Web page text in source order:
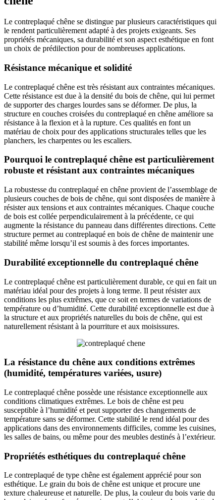
Le contreplaqué chêne se distingue par plusieurs caractéristiques qui
le rendent particulièrement adapté à des projets exigeants. Ses
propriétés mécaniques, sa durabilité et son aspect esthétique en font
un choix de prédilection pour de nombreuses applications.
Résistance mécanique et solidité
Le contreplaqué chêne est très résistant aux contraintes mécaniques.
Cette résistance est due à la densité du bois de chêne, qui lui permet
de supporter des charges lourdes sans se déformer. De plus, la
structure en couches croisées du contreplaqué en chêne améliore sa
résistance à la flexion et à la rupture. Ces qualités en font un
matériau de choix pour des applications structurales telles que les
planchers, les charpentes ou les escaliers.
Pourquoi le contreplaqué chêne est particulièrement
robuste et résistant aux contraintes mécaniques
La robustesse du contreplaqué en chêne provient de l’assemblage de
plusieurs couches de bois de chêne, qui sont disposées de manière à
résister aux tensions et aux contraintes mécaniques. Chaque couche
de bois est collée perpendiculairement à la précédente, ce qui
augmente la résistance du panneau dans différentes directions. Cette
structure permet au contreplaqué en bois de chêne de maintenir une
stabilité même lorsqu’il est soumis à des forces importantes.
Durabilité exceptionnelle du contreplaqué chêne
Le contreplaqué chêne est particulièrement durable, ce qui en fait un
matériau idéal pour des projets à long terme. Il peut résister aux
conditions les plus extrêmes, que ce soit en termes de variations de
température ou d’humidité. Cette durabilité exceptionnelle est due à
la structure et aux propriétés naturelles du bois de chêne, qui est
naturellement résistant à la pourriture et aux moisissures.
La résistance du chêne aux conditions extrêmes
(humidité, températures variées, usure)
Le contreplaqué chêne possède une résistance exceptionnelle aux
conditions climatiques extrêmes. Le bois de chêne est peu
susceptible à l’humidité et peut supporter des changements de
température sans se déformer. Cette stabilité le rend idéal pour des
applications dans des environnements difficiles, comme les cuisines,
les salles de bains, ou même pour des meubles destinés à l’extérieur.
Propriétés esthétiques du contreplaqué chêne
Le contreplaqué de type chêne est également apprécié pour son
esthétique. Le grain du bois de chêne est unique et procure une
texture chaleureuse et naturelle. De plus, la couleur du bois varie du